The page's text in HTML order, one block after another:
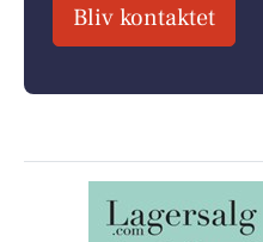
Bliv kontaktet